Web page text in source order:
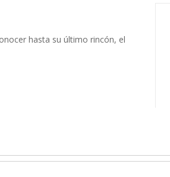
hasta su último rincón, el